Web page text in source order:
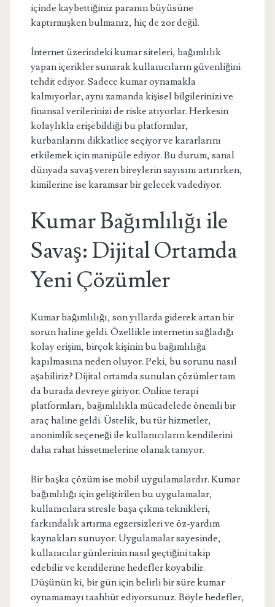
içinde kaybettiğiniz paranın büyüsüne
kaptırmışken bulmanız, hiç de zor değil.
İnternet üzerindeki kumar siteleri, bağımlılık
yapan içerikler sunarak kullanıcıların güvenliğini
tehdit ediyor. Sadece kumar oynamakla
kalmıyorlar; aynı zamanda kişisel bilgilerinizi ve
finansal verilerinizi de riske atıyorlar. Herkesin
kolaylıkla erişebildiği bu platformlar,
kurbanlarını dikkatlice seçiyor ve kararlarını
etkilemek için manipüle ediyor. Bu durum, sanal
dünyada savaş veren bireylerin sayısını artırırken,
kimilerine ise karamsar bir gelecek vadediyor.
Kumar Bağımlılığı ile
Savaş: Dijital Ortamda
Yeni Çözümler
Kumar bağımlılığı, son yıllarda giderek artan bir
sorun haline geldi. Özellikle internetin sağladığı
kolay erişim, birçok kişinin bu bağımlılığa
kapılmasına neden oluyor. Peki, bu sorunu nasıl
aşabiliriz? Dijital ortamda sunulan çözümler tam
da burada devreye giriyor. Online terapi
platformları, bağımlılıkla mücadelede önemli bir
araç haline geldi. Üstelik, bu tür hizmetler,
anonimlik seçeneği ile kullanıcıların kendilerini
daha rahat hissetmelerine olanak tanıyor.
Bir başka çözüm ise mobil uygulamalardır. Kumar
bağımlılığı için geliştirilen bu uygulamalar,
kullanıcılara stresle başa çıkma teknikleri,
farkındalık artırma egzersizleri ve öz-yardım
kaynakları sunuyor. Uygulamalar sayesinde,
kullanıcılar günlerinin nasıl geçtiğini takip
edebilir ve kendilerine hedefler koyabilir.
Düşünün ki, bir gün için belirli bir süre kumar
oynamamayı taahhüt ediyorsunuz. Böyle hedefler,